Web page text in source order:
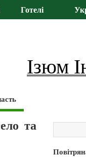
Готелі
Ізюм
та